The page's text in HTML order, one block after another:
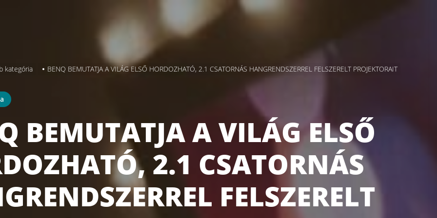
kategória BENQ BEMUTATJA A VILÁG ELSŐ HORDOZHATÓ, 2.1 CSATORNÁS HANGRENDSZERREL FELSZERELT PROJEKTORAIT
BEMUTATJA A VILÁG ELSŐ
2.1 CSATORNÁS
FELSZERELT